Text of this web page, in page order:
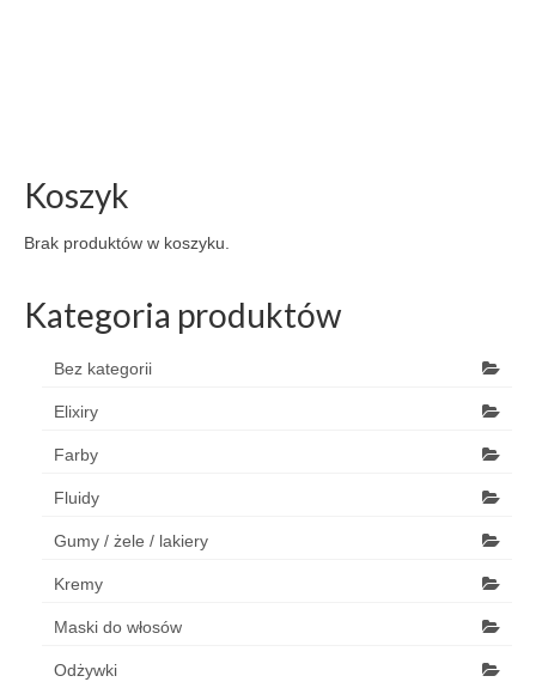
Koszyk
Brak produktów w koszyku.
Kategoria produktów
Bez kategorii
Elixiry
Farby
Fluidy
Gumy / żele / lakiery
Kremy
Maski do włosów
Odżywki